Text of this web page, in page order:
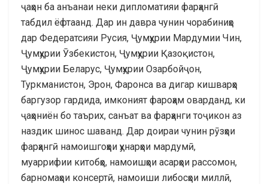
ҷаҳон ба анъанаи неки дипломатияи фарҳангӣ
табдил ёфтаанд. Дар ин давра чунин чорабиниҳо
дар Федератсияи Русия, Ҷумҳурии Мардумии Чин,
Ҷумҳурии Ӯзбекистон, Ҷумҳурии Қазоқистон,
Ҷумҳурии Беларус, Ҷумҳурии Озарбойҷон,
Туркманистон, Эрон, Фаронса ва дигар кишварҳо
баргузор гардида, имконият фароҳам оварданд, ки
ҷаҳониён бо таърих, санъат ва фарҳанги тоҷикон аз
наздик шинос шаванд. Дар доираи чунин рӯзҳои
фарҳангӣ намоишгоҳҳои ҳунарҳои мардумӣ,
муаррифии китобҳо, намоишҳои асарҳои рассомон,
барномаҳои консертӣ, намоиши либосҳои миллӣ,